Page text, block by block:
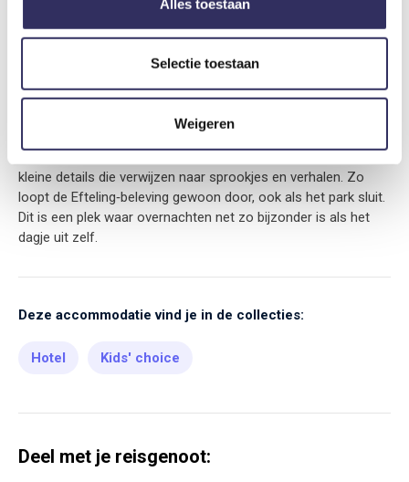
Alles toestaan
Selectie toestaan
Weigeren
Het Efteling Grand Hotel ligt midden in de Efteling en is een
overnacht hier niet naast het park, maar er echt in. Zodra je
binnenstapt, voel je de rustige, luxe sfeer die perfect past bij
de magie van de Efteling. Het hotel biedt fijne restaurants, een
kleine details die verwijzen naar sprookjes en verhalen. Zo
loopt de Efteling‑beleving gewoon door, ook als het park sluit.
Dit is een plek waar overnachten net zo bijzonder is als het
dagje uit zelf.
Deze accommodatie vind je in de collecties:
Hotel Kids' choice
Deel met je reisgenoot: